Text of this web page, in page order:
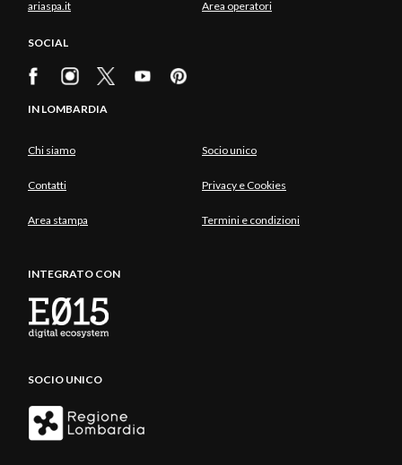
ariaspa.it Area operatori
SOCIAL
IN LOMBARDIA
Chi siamo Socio unico
Contatti Privacy e Cookies
Area stampa Termini e condizioni
INTEGRATO CON
SOCIO UNICO